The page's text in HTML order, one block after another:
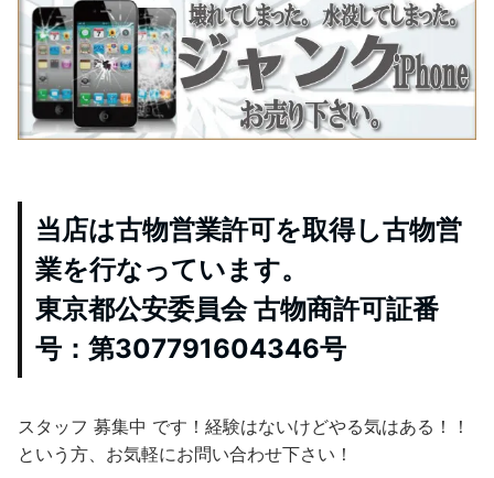
当店は古物営業許可を取得し古物営
業を行なっています。
東京都公安委員会 古物商許可証番
号：第307791604346号
スタッフ 募集中 です！経験はないけどやる気はある！！
という方、お気軽にお問い合わせ下さい！